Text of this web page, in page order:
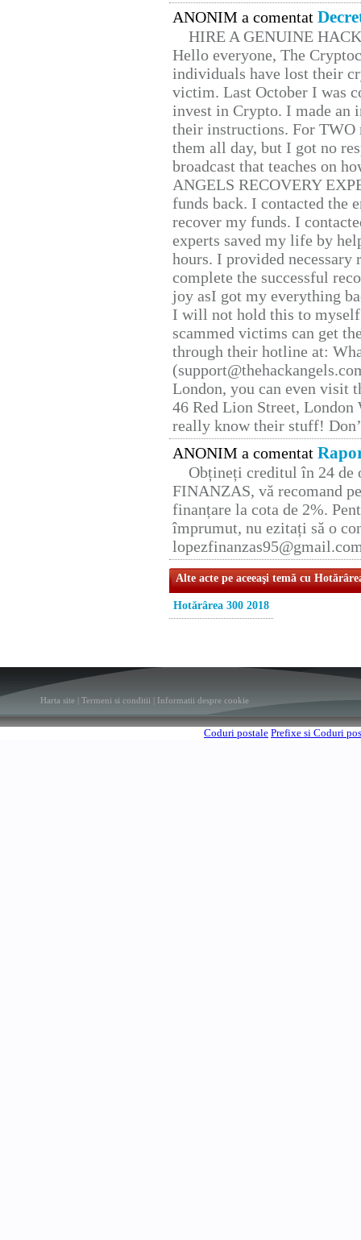
ANONIM a comentat
HIRE A GENUINE
Hello everyone, The
individuals have lost their
victim. Last October I was
invest in Crypto. I made
their instructions. For TWO
them all day, but I got no
broadcast that teaches on
ANGELS RECOVERY
funds back. I contacted the
recover my funds. I
experts saved my life by
hours. I provided
complete the successful
joy asI got my everything
I will not hold this to
scammed victims can get
through their hotline at:
London, you can even visit
46 Red Lion Street, London
really know their stuff!
ANONIM a comentat
Obțineți creditul în 24 de
FINANZAS, vă recomand
finanțare la cota de 2%.
împrumut, nu ezitați să o
Alte acte pe aceeaşi temă cu
Hotărârea 300 2018
Harta site Termeni si conditii Informatii despre cookie
Coduri postale Prefixe si Coduri